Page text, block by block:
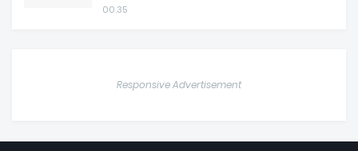
00.35
Responsive Advertisement